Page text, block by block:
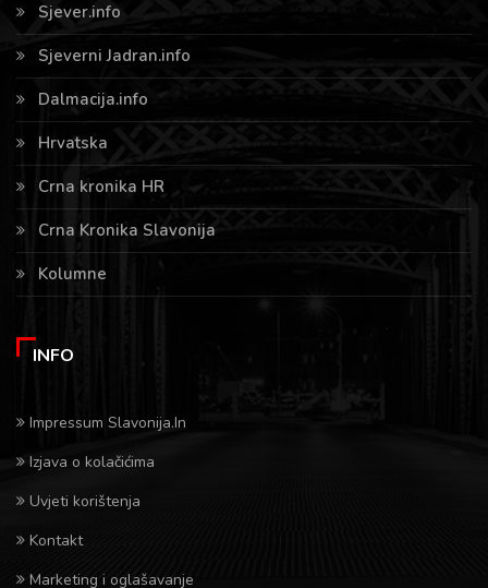
Sjever.info
Sjeverni Jadran.info
Dalmacija.info
Hrvatska
Crna kronika HR
Crna Kronika Slavonija
Kolumne
INFO
Impressum Slavonija.In
Izjava o kolačićima
Uvjeti korištenja
Kontakt
Marketing i oglašavanje